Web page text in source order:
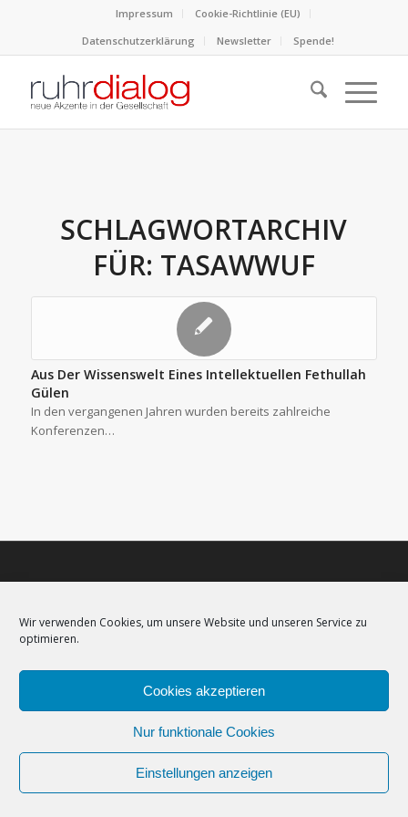
Wir verwenden Cookies, um unsere Website und unseren Service zu
optimieren.
Cookies akzeptieren
Nur funktionale Cookies
Einstellungen anzeigen
Impressum
Cookie-Richtlinie (EU)
Datenschutzerklärung
Newsletter Spende!
SCHLAGWORTARCHIV
FÜR: TASAWWUF
Aus Der Wissenswelt Eines Intellektuellen Fethullah
Gülen
In den vergangenen Jahren wurden bereits zahlreiche
Konferenzen…